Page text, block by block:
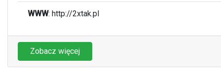
WWW: http://2xtak.pl
Zobacz więcej